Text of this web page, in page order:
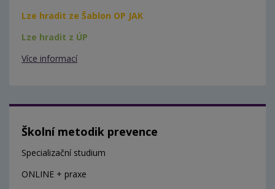
Lze hradit ze Šablon OP JAK
Lze hradit z ÚP
Více informací
Školní metodik prevence
Specializační studium
ONLINE + praxe